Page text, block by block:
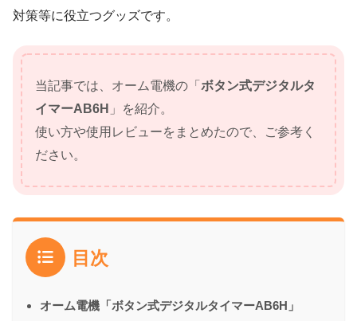
対策等に役立つグッズです。
当記事では、オーム電機の「 ボタン式デジタルタ
イマーAB6H 」を紹介。
使い方や使用レビューをまとめたので、ご参考く
ださい。
目次
オーム電機「ボタン式デジタルタイマーAB6H」